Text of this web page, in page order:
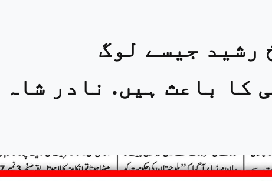
رشید جیسے لوگ
کا باعث ہیں. نادر شاہ